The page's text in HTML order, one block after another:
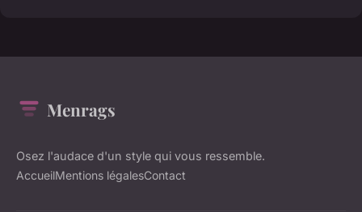
Menrags
Osez l'audace d'un style qui vous ressemble.
AccueilMentions légalesContact